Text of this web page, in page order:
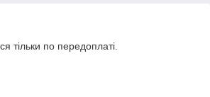
тільки по передоплаті.